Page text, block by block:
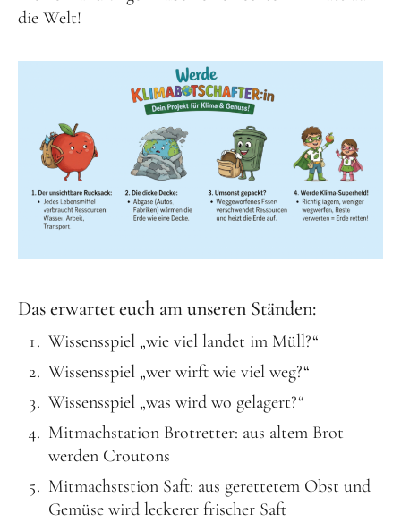
die Welt!
Das erwartet euch am unseren Ständen:
Wissensspiel „wie viel landet im Müll?“
Wissensspiel „wer wirft wie viel weg?“
Wissensspiel „was wird wo gelagert?“
Mitmachstation Brotretter: aus altem Brot
werden Croutons
Mitmachststion Saft: aus gerettetem Obst und
Gemüse wird leckerer frischer Saft